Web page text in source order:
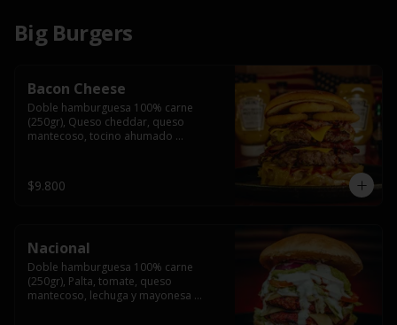
Big Burgers
Bacon Cheese
Doble hamburguesa 100% carne
(250gr), Queso cheddar, queso
mantecoso, tocino ahumado
brioche y acompañado de papas
fritas.
$9.800
Nacional
Doble hamburguesa 100% carne
(250gr), Palta, tomate, queso
mantecoso, lechuga y mayonesa